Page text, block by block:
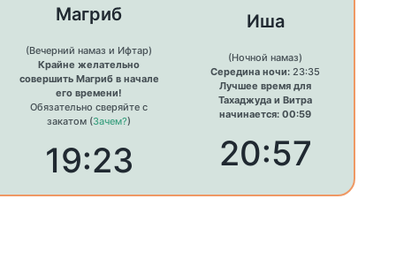
Магриб
(Вечерний намаз и Ифтар)
Крайне желательно
совершить Магриб в начале
его времени!
Обязательно сверяйте с
закатом (Зачем?)
19:23
Иша
(Ночной намаз)
Середина ночи: 23:35
Лучшее время для
Тахаджуда и Витра
начинается: 00:59
20:57